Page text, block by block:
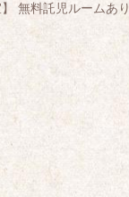
無料託児ルームあり